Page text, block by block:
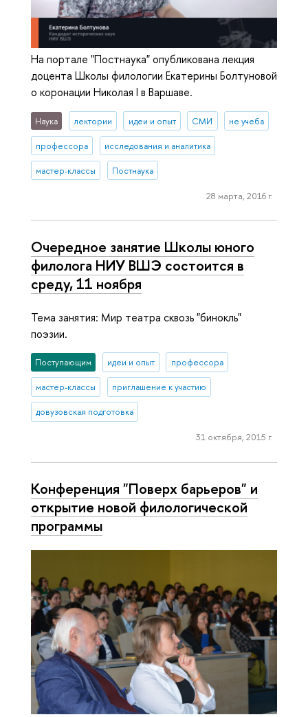
На портале "Постнаука" опубликована лекция
доцента Школы филологии Екатерины Болтуновой
о коронации Николая I в Варшаве.
Наука лектории идеи и опыт СМИ не учеба
профессора исследования и аналитика
мастер-классы Постнаука
28 марта, 2016 г.
Очередное занятие Школы юного
филолога НИУ ВШЭ состоится в
среду, 11 ноября
Тема занятия: Мир театра сквозь "бинокль"
поэзии.
Поступающим идеи и опыт профессора
мастер-классы приглашение к участию
довузовская подготовка
31 октября, 2015 г.
Конференция "Поверх барьеров" и
открытие новой филологической
программы